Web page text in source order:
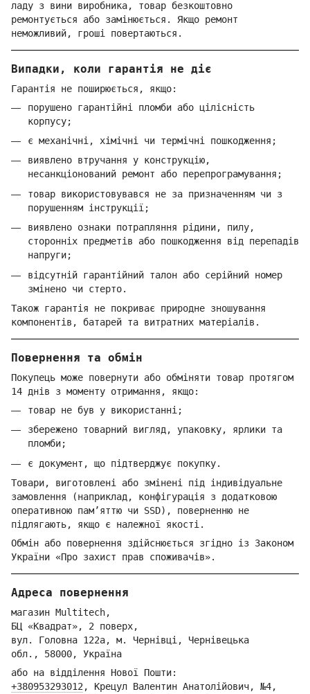
ладу з вини виробника, товар безкоштовно
ремонтується або замінюється. Якщо ремонт
неможливий, гроші повертаються.
Випадки, коли гарантія не діє
Гарантія не поширюється, якщо:
порушено гарантійні пломби або цілісність
корпусу;
є механічні, хімічні чи термічні пошкодження;
виявлено втручання у конструкцію,
несанкціонований ремонт або перепрограмування;
товар використовувався не за призначенням чи з
порушенням інструкції;
виявлено ознаки потрапляння рідини, пилу,
сторонніх предметів або пошкодження від перепадів
напруги;
відсутній гарантійний талон або серійний номер
змінено чи стерто.
Також гарантія не покриває природне зношування
компонентів, батарей та витратних матеріалів.
Повернення та обмін
Покупець може повернути або обміняти товар протягом
14 днів з моменту отримання, якщо:
товар не був у використанні;
збережено товарний вигляд, упаковку, ярлики та
пломби;
є документ, що підтверджує покупку.
Товари, виготовлені або змінені під індивідуальне
замовлення (наприклад, конфігурація з додатковою
оперативною пам’яттю чи SSD), поверненню не
підлягають, якщо є належної якості.
Обмін або повернення здійснюється згідно із Законом
України «Про захист прав споживачів».
Адреса повернення
магазин Multitech,
БЦ «Квадрат», 2 поверх,
вул. Головна 122а, м. Чернівці, Чернівецька
обл., 58000, Україна
або на відділення Нової Пошти:
+380953293012 , Крецул Валентин Анатолійович, №4,